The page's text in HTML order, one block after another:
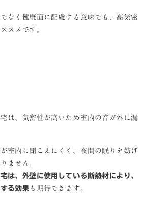
なく健康面に配慮する意味でも、高気密
スメです。
は、気密性が高いため室内の音が外に漏
室内に聞こえにくく、夜間の眠りを妨げ
ません。
は、外壁に使用している断熱材により、
る効果 も期待できます。